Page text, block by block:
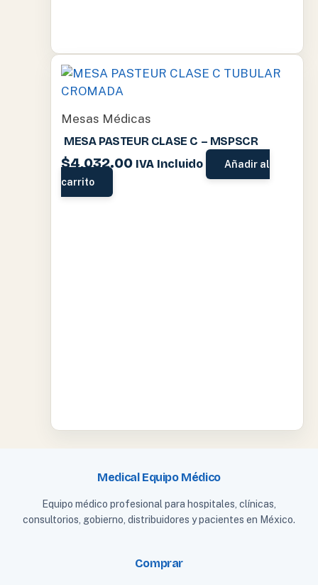
Mesas Médicas
MESA PASTEUR CLASE C – MSPSCR
$4,032.00 IVA Incluido
Añadir al
carrito
Medical Equipo Médico
Equipo médico profesional para hospitales, clínicas,
consultorios, gobierno, distribuidores y pacientes en México.
Comprar